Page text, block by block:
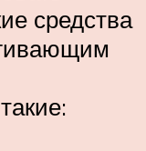
средства